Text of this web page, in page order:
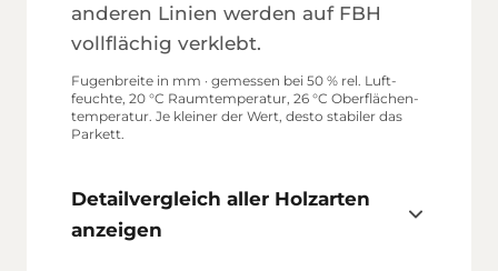
anderen Linien werden auf FBH
voll­flächig verklebt.
Fugen­breite in mm · gemessen bei 50 % rel. Luft­
feuchte, 20 °C Raum­temperatur, 26 °C Oberflächen­
temperatur. Je kleiner der Wert, desto stabiler das
Parkett.
Detailvergleich aller Holzarten
anzeigen